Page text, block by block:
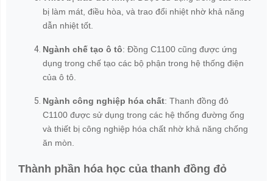
bị làm mát, điều hòa, và trao đổi nhiệt nhờ khả năng
dẫn nhiệt tốt.
Ngành chế tạo ô tô: Đồng C1100 cũng được ứng
dụng trong chế tạo các bộ phận trong hệ thống điện
của ô tô.
Ngành công nghiệp hóa chất: Thanh đồng đỏ
C1100 được sử dụng trong các hệ thống đường ống
và thiết bị công nghiệp hóa chất nhờ khả năng chống
ăn mòn.
Thành phần hóa học của thanh đồng đỏ